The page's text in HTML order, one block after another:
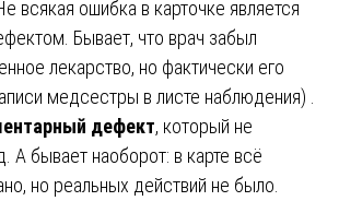
всякая ошибка в карточке является
Бывает, что врач забыл
лекарство, но фактически его
медсестры в листе наблюдения) .
дефект, который не
А бывает наоборот: в карте всё
но реальных действий не было.